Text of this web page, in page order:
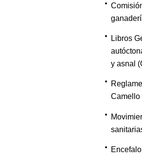
Libros
y asnal
Camello